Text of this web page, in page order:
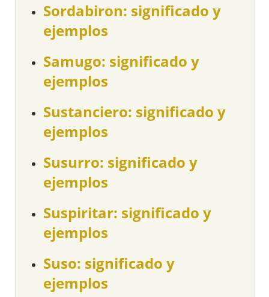
Sordabiron: significado y
ejemplos
Samugo: significado y
ejemplos
Sustanciero: significado y
ejemplos
Susurro: significado y
ejemplos
Suspiritar: significado y
ejemplos
Suso: significado y
ejemplos